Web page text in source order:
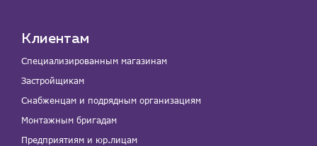
Клиентам
Специализированным магазинам
Застройщикам
Снабженцам и подрядным организациям
Монтажным бригадам
Предприятиям и юр.лицам